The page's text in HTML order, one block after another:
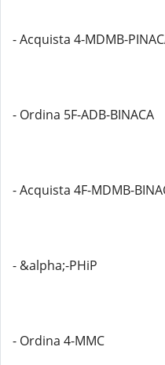
- Acquista 4-MDMB-
- Ordina 5F-ADB-BINACA
- Acquista 4F-MDMB-
- &alpha;-PHiP
- Ordina 4-MMC